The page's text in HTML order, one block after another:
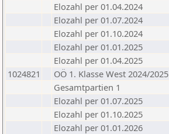
Elozahl per 01.04.2024
Elozahl per 01.07.2024
Elozahl per 01.10.2024
Elozahl per 01.01.2025
Elozahl per 01.04.2025
1024821
OÖ 1. Klasse West 2024/2025
Gesamtpartien 1
Elozahl per 01.07.2025
Elozahl per 01.10.2025
Elozahl per 01.01.2026